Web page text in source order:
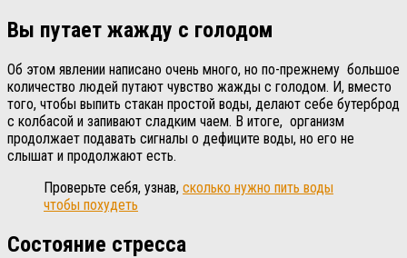
Вы путает жажду с голодом
Об этом явлении написано очень много, но по-прежнему большое
количество людей путают чувство жажды с голодом. И, вместо
того, чтобы выпить стакан простой воды, делают себе бутерброд
с колбасой и запивают сладким чаем. В итоге, организм
продолжает подавать сигналы о дефиците воды, но его не
слышат и продолжают есть.
Проверьте себя, узнав, сколько нужно пить воды
чтобы похудеть
Состояние стресса